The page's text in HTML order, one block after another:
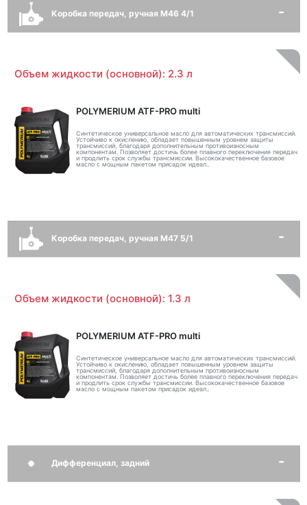
Коробка передач, ручная M46 4/1
Объем жидкости (основной): 2.3 л
POLYMERIUM ATF-PRO multi
Синтетическое универсальное масло для автоматических трансмиссий.
Устойчиво к окислению, обладает повышенным уровнем защиты
трансмиссий, благодаря дополнительным противоизносным
компонентам. Позволяет достичь более плавного переключения передач
и продлить срок службы трансмиссии. Высококачественное базовое
масло с мощным пакетом присадок идеал..
Коробка передач, ручная M47 5/1
Объем жидкости (основной): 1.3 л
POLYMERIUM ATF-PRO multi
Синтетическое универсальное масло для автоматических трансмиссий.
Устойчиво к окислению, обладает повышенным уровнем защиты
трансмиссий, благодаря дополнительным противоизносным
компонентам. Позволяет достичь более плавного переключения передач
и продлить срок службы трансмиссии. Высококачественное базовое
масло с мощным пакетом присадок идеал..
Дифференциал, задний